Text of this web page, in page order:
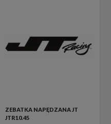
ZEBATKA NAPĘDZANA JT
JTR10.45